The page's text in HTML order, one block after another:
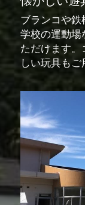
ブランコや
学校の運動場
ただけます
しい玩具もご